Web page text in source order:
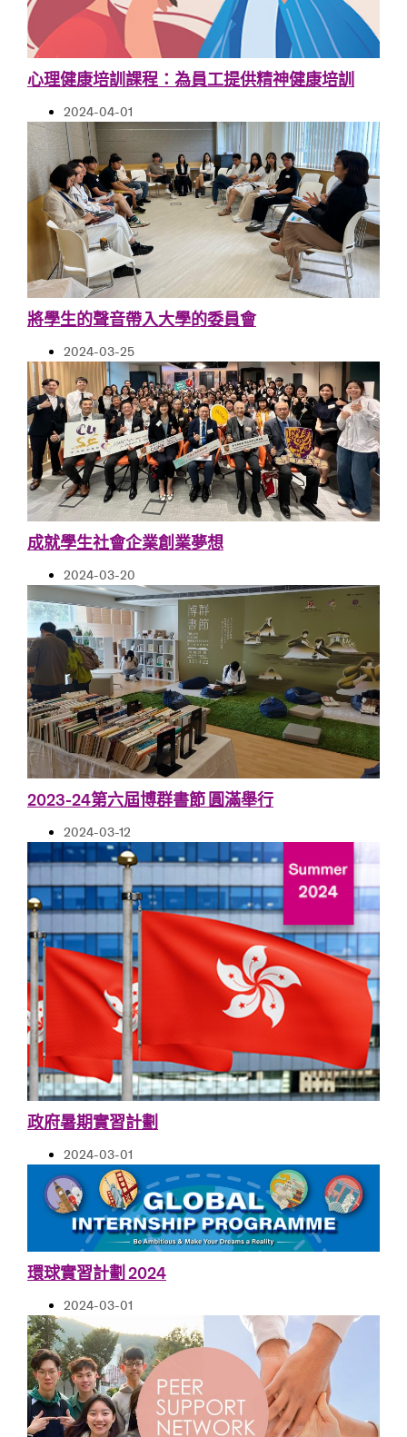
心理健康培訓課程：為員工提供精神健康培訓
2024-04-01
將學生的聲音帶入大學的委員會
2024-03-25
成就學生社會企業創業夢想
2024-03-20
2023-24第六屆博群書節 圓滿舉行
2024-03-12
政府暑期實習計劃
2024-03-01
環球實習計劃 2024
2024-03-01